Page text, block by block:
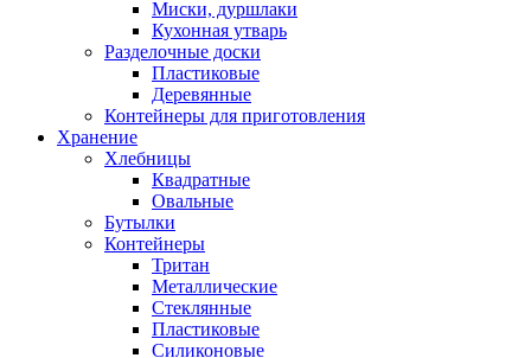
Миски, дуршлаки
Кухонная утварь
Разделочные доски
Пластиковые
Деревянные
Контейнеры для приготовления
Хранение
Хлебницы
Квадратные
Овальные
Бутылки
Контейнеры
Тритан
Металлические
Стеклянные
Пластиковые
Силиконовые